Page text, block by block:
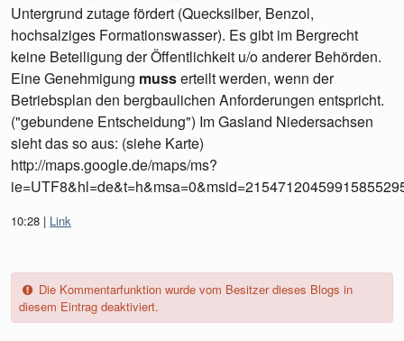
Untergrund zutage fördert (Quecksilber, Benzol,
hochsalziges Formationswasser). Es gibt im Bergrecht
keine Beteiligung der Öffentlichkeit u/o anderer Behörden.
Eine Genehmigung musserteilt werden, wenn der
Betriebsplan den bergbaulichen Anforderungen entspricht.
("gebundene Entscheidung") Im Gasland Niedersachsen
sieht das so aus: (siehe Karte)
http://maps.google.de/maps/ms?
10:28 Link
Die Kommentarfunktion wurde vom Besitzer dieses Blogs in
diesem Eintrag deaktiviert.